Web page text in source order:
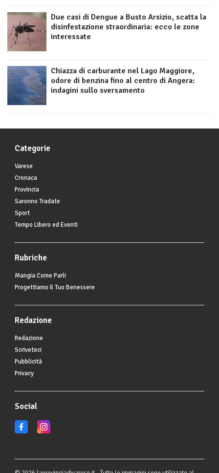
Due casi di Dengue a Busto Arsizio, scatta la
disinfestazione straordinaria: ecco le zone
interessate
Chiazza di carburante nel Lago Maggiore,
odore di benzina fino al centro di Angera:
indagini sullo sversamento
Categorie
Varese
Cronaca
Provincia
Saronno Tradate
Sport
Tempo Libero ed Eventi
Rubriche
Mangia Come Parli
Progettiamo Il Tuo Benessere
Redazione
Redazione
Scriveteci
Pubblicità
Privacy
Social